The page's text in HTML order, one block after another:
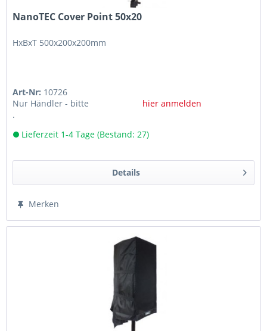
NanoTEC Cover Point 50x20
HxBxT 500x200x200mm
Art-Nr: 10726
Nur Händler - bitte
hier anmelden
.
Lieferzeit 1-4 Tage (Bestand: 27)
Details
Merken